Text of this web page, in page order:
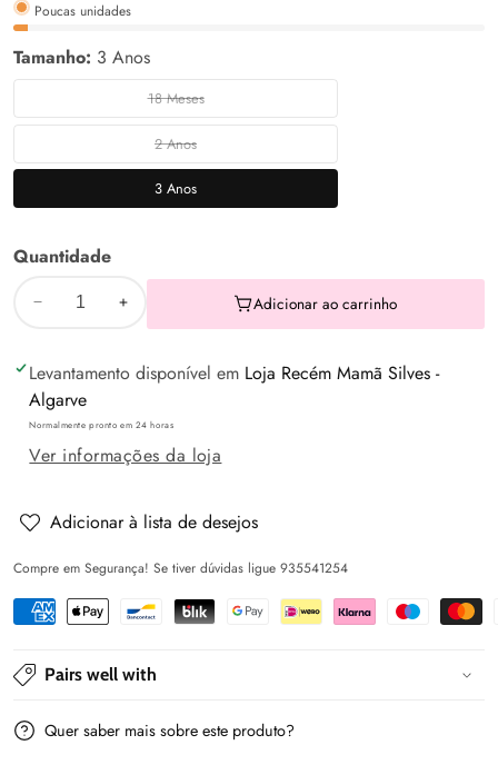
venda
Poucas unidades
Tamanho: 3 Anos
18 Meses
18
Meses
2 Anos
2
Anos
3 Anos
Quantidade
Diminuir
quantidade
de
Vestido
algodão
Orquídea
Mayoral
Aumentar
quantidade
Vestido
algodão
Orquídea
Mayoral
Adicionar ao carrinho
Levantamento disponível em Loja Recém Mamã Silves -
Algarve
Normalmente pronto em 24 horas
Ver informações da loja
Adicionar à lista de desejos
Compre em Segurança! Se tiver dúvidas ligue 935541254
Pairs well with
Quer saber mais sobre este produto?